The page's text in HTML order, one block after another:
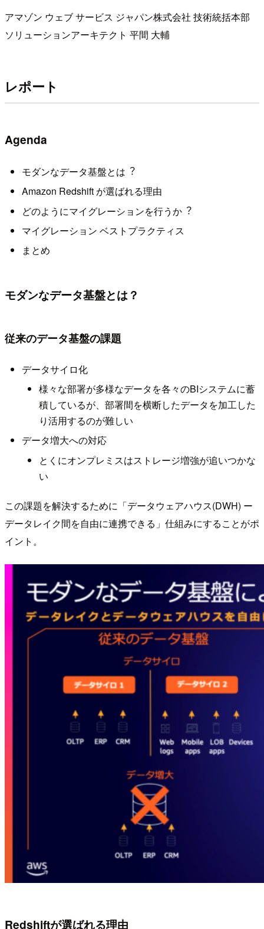
アマゾン ウェブ サービス ジャパン株式会社 技術統括本部
ソリューションアーキテクト 平間 大輔
レポート
Agenda
モダンなデータ基盤とは︖
Amazon Redshift が選ばれる理由
どのようにマイグレーションを⾏うか︖
マイグレーション ベストプラクティス
まとめ
モダンなデータ基盤とは？
従来のデータ基盤の課題
データサイロ化
様々な部署が多様なデータを各々のBIシステムに蓄
積しているが、部署間を横断したデータを加工した
り活用するのが難しい
データ増大への対応
とくにオンプレミスはストレージ増強が追いつかな
い
この課題を解決するために「データウェアハウス(DWH) ー
データレイク間を自由に連携できる」仕組みにすることがポ
イント。
Redshiftが選ばれる理由